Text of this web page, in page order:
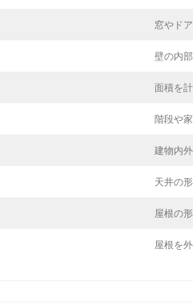
窓やド
壁の内
面積を
階段や
建物内
天井の
屋根の
屋根を